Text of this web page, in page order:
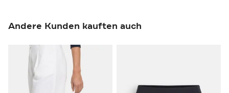
Andere Kunden kauften auch